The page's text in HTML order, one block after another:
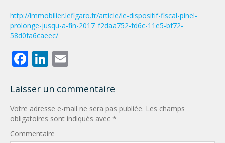
http://immobilier.lefigaro.fr/article/le-dispositif-fiscal-pinel-
prolonge-jusqu-a-fin-2017_f2daa752-fd6c-11e5-bf72-
58d0fa6caeec/
Facebook
LinkedIn
Laisser un commentaire
Votre adresse e-mail ne sera pas publiée. Les champs
obligatoires sont indiqués avec *
Commentaire